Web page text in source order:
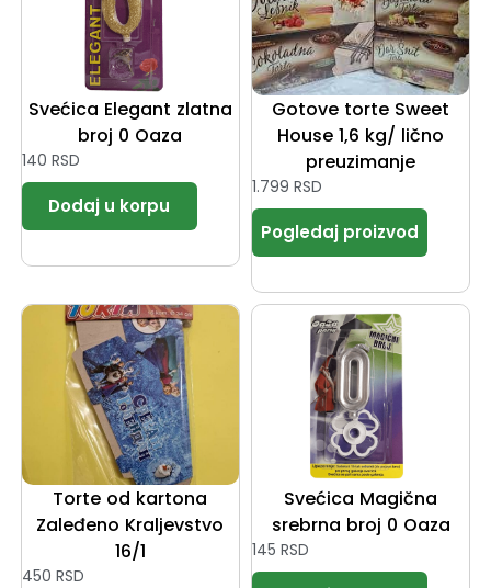
Svećica Elegant zlatna
broj 0 Oaza
140 RSD
Gotove torte Sweet
House 1,6 kg/ lično
preuzimanje
1.799 RSD
Torte od kartona
Zaleđeno Kraljevstvo
16/1
450 RSD
Svećica Magična
srebrna broj 0 Oaza
145 RSD